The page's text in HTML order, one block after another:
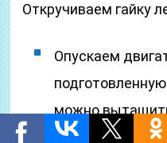
Откручиваем гайку
Опускаем
можно